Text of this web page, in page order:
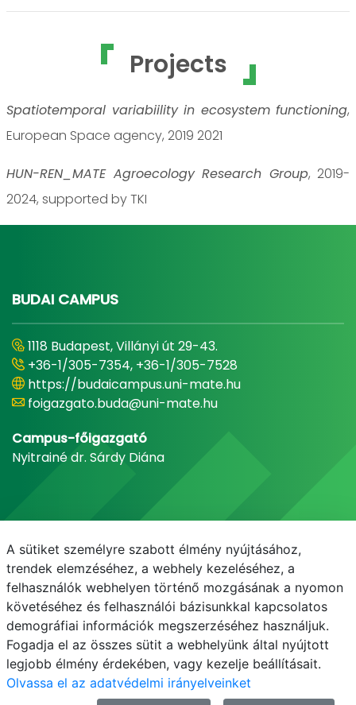
Projects
Spatiotemporal variabiility in ecosystem functioning,
European Space agency, 2019 2021
HUN-REN_MATE Agroecology Research Group, 2019-
2024, supported by TKI
BUDAI CAMPUS
1118 Budapest, Villányi út 29-43.
+36-1/305-7354, +36-1/305-7528
https://budaicampus.uni-mate.hu
foigazgato.buda@uni-mate.hu
Campus-főigazgató
Nyitrainé dr. Sárdy Diána
E-mail Telefonkönyv NEPTUN E-learning
A sütiket személyre szabott élmény nyújtásához,
trendek elemzéséhez, a webhely kezeléséhez, a
felhasználók webhelyen történő mozgásának a nyomon
követéséhez és felhasználói bázisunkkal kapcsolatos
demográfiai információk megszerzéséhez használjuk.
Fogadja el az összes sütit a webhelyünk által nyújtott
legjobb élmény érdekében, vagy kezelje beállításait.
Olvassa el az adatvédelmi irányelveinket